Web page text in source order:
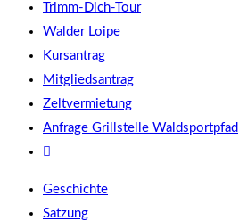
Trimm-Dich-Tour
Walder Loipe
Kursantrag
Mitgliedsantrag
Zeltvermietung
Anfrage Grillstelle Waldsportpfad
Website-
umschalten
Geschichte
Satzung